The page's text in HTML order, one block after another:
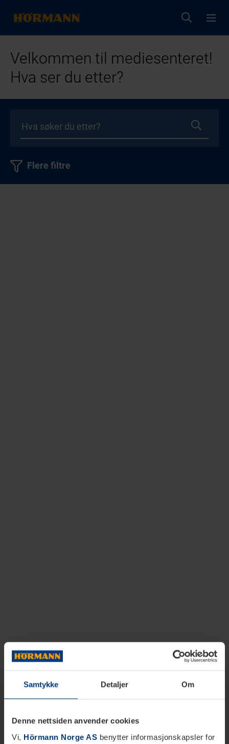
Samtykke Detaljer Om
Denne nettsiden anvender cookies
Vi, Hörmann Norge AS benytter informasjonskapsler for
Velkommen til mediesenteret!
Hva ser du etter?
Flere filtre